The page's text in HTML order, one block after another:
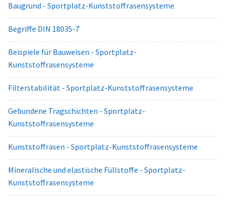
Baugrund - Sportplatz-Kunststoffrasensysteme
Begriffe DIN 18035-7
Beispiele für Bauweisen - Sportplatz-
Kunststoffrasensysteme
Filterstabilität - Sportplatz-Kunststoffrasensysteme
Gebundene Tragschichten - Sportplatz-
Kunststoffrasensysteme
Kunststoffrasen - Sportplatz-Kunststoffrasensysteme
Mineralische und elastische Füllstoffe - Sportplatz-
Kunststoffrasensysteme